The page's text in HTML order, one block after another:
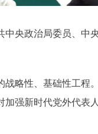
央政治局委员、中
略性、基础性工程
强新时代党外代表